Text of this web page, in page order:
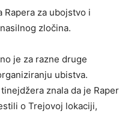
Rapera za ubojstvo i
zločina.
je za razne druge
ubistva.
znala da je Raper
o Trejovoj lokaciji,